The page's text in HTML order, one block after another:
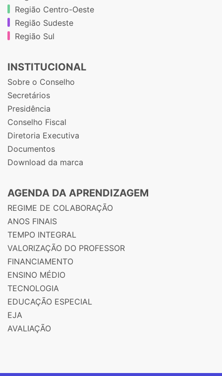
Região Centro-Oeste
Região Sudeste
Região Sul
INSTITUCIONAL
Sobre o Conselho
Secretários
Presidência
Conselho Fiscal
Diretoria Executiva
Documentos
Download da marca
AGENDA DA APRENDIZAGEM
REGIME DE COLABORAÇÃO
ANOS FINAIS
TEMPO INTEGRAL
VALORIZAÇÃO DO PROFESSOR
FINANCIAMENTO
ENSINO MÉDIO
TECNOLOGIA
EDUCAÇÃO ESPECIAL
EJA
AVALIAÇÃO